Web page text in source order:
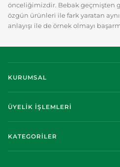
önceliğimizdir. Bebak geçmişten
özgün ürünleri ile fark yaratan
anlayışı ile de örnek olmayı
KURUMSAL
ÜYELİK İŞLEMLERİ
KATEGORİLER